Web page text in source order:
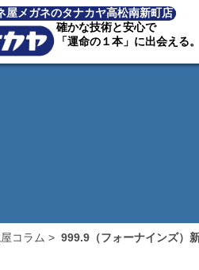
屋メガネのタナカヤ高松南新町店
確かな技術と安心で
「運命の１本」に出会える。
コラム > 999.9（フォーナインズ）